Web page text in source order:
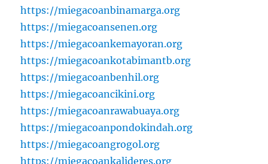
https://miegacoanbinamarga.org
https://miegacoansenen.org
https://miegacoankemayoran.org
https://miegacoankotabimantb.org
https://miegacoanbenhil.org
https://miegacoancikini.org
https://miegacoanrawabuaya.org
https://miegacoanpondokindah.org
https://miegacoangrogol.org
https://miegacoankalideres.org